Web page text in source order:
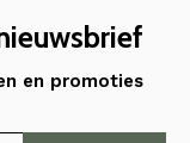
en promoties